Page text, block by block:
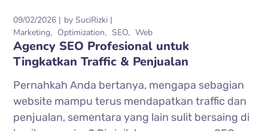
09/02/2026 bySuciRizki
Marketing
Optimization SEO Web
Agency SEO Profesional untuk
Tingkatkan Traffic & Penjualan
Pernahkah Anda bertanya, mengapa sebagian
website mampu terus mendapatkan traffic dan
penjualan, sementara yang lain sulit bersaing di